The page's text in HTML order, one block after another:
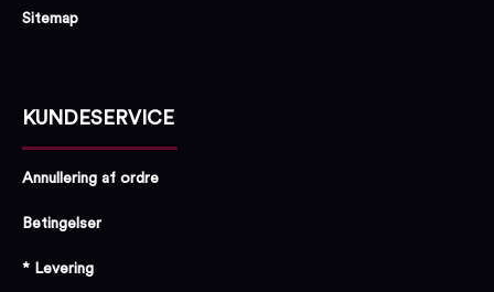
Sitemap
KUNDESERVICE
Annullering af ordre
Betingelser
* Levering